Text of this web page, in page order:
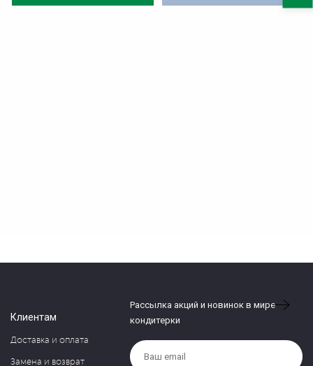
Клиентам
Доставка и оплата
Замена и возврат
Рассылка акций и новинок в мире
кондитерки